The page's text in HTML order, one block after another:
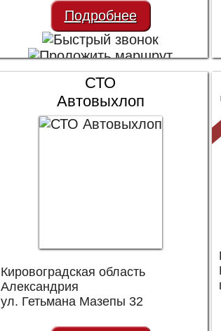
Подробнее
СТО
Автовыхлоп
Кировоградская область
Александрия
ул. Гетьмана Мазепы 32